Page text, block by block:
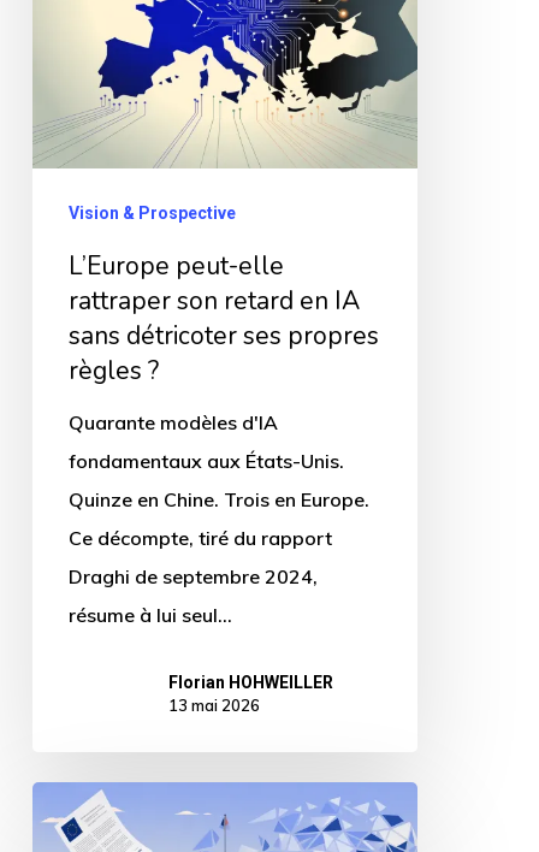
détricoter
propres
règles
Vision & Prospective
L’Europe peut-elle
rattraper son retard en IA
sans détricoter ses propres
règles ?
Quarante modèles d'IA
fondamentaux aux États-Unis.
Quinze en Chine. Trois en Europe.
Ce décompte, tiré du rapport
Draghi de septembre 2024,
résume à lui seul…
Florian HOHWEILLER
13 mai 2026
L’accord
Omnibus